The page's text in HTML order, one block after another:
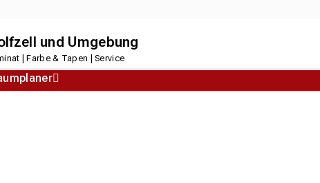
und Umgebung
| Farbe & Tapen | Service